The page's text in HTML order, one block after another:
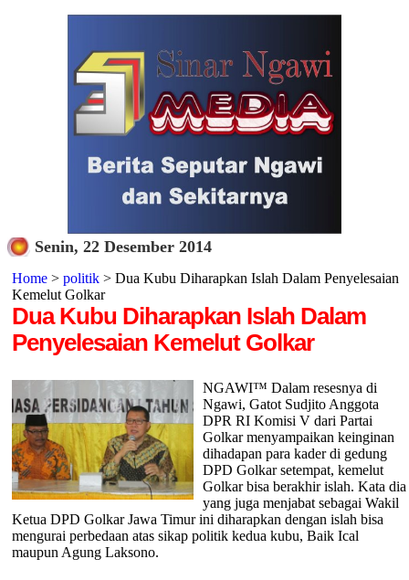
Senin, 22 Desember 2014
Home> politik> Dua Kubu Diharapkan Islah Dalam Penyelesaian
Kemelut Golkar
Dua Kubu Diharapkan Islah Dalam
Penyelesaian Kemelut Golkar
NGAWI™ Dalam resesnya di
Ngawi, Gatot Sudjito Anggota
DPR RI Komisi V dari Partai
Golkar menyampaikan keinginan
dihadapan para kader di gedung
DPD Golkar setempat, kemelut
Golkar bisa berakhir islah. Kata dia
yang juga menjabat sebagai Wakil
Ketua DPD Golkar Jawa Timur ini diharapkan dengan islah bisa
mengurai perbedaan atas sikap politik kedua kubu, Baik Ical
maupun Agung Laksono.